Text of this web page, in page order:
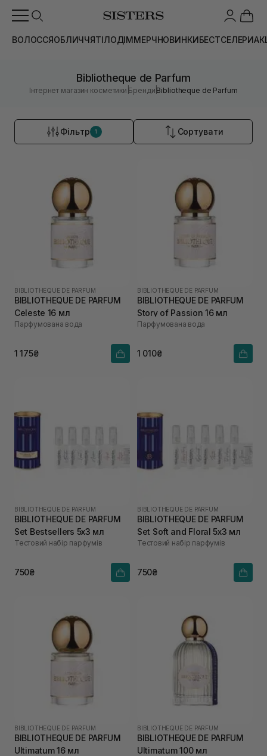
ВОЛОССЯОБЛИЧЧЯТІЛОДІММЕРЧНОВИНКИБЕСТСЕЛЕРИ
Bibliotheque de Parfum
Інтернет магазин косметики |Бренди |Bibliotheque de Parfum
Фільтр 1 Сортувати
BIBLIOTHEQUE DE PARFUM
BIBLIOTHEQUE DE PARFUM
Celeste 16 мл
Парфумована вода
1 175₴
BIBLIOTHEQUE DE PARFUM
BIBLIOTHEQUE DE PARFUM
Story of Passion 16 мл
Парфумована вода
1 010₴
BIBLIOTHEQUE DE PARFUM
BIBLIOTHEQUE DE PARFUM
Set Bestsellers 5х3 мл
Тестовий набір парфумів
750₴
BIBLIOTHEQUE DE PARFUM
BIBLIOTHEQUE DE PARFUM
Set Soft and Floral 5х3 мл
Тестовий набір парфумів
750₴
BIBLIOTHEQUE DE PARFUM
BIBLIOTHEQUE DE PARFUM
Ultimatum 16 мл
BIBLIOTHEQUE DE PARFUM
BIBLIOTHEQUE DE PARFUM
Ultimatum 100 мл